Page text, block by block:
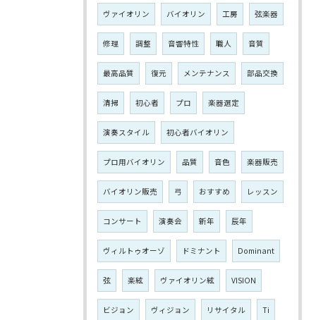
ヴァイオリン バイオリン 工房 弦楽器
修理 調整 音響特性 職人 音質
最高品質 復元 メンテナンス 部品交換
清掃 初心者 プロ 楽器選定
演奏スタイル 初心者バイオリン
プロ用バイオリン 品質 音色 楽器販売
バイオリン販売 弓 おすすめ レッスン
コンサート 演奏会 新年 辰年
ヴィルトゥオーゾ ドミナント Dominant
弦 楽絃 ヴァイオリン絃 VISION
ビジョン ヴィジョン リサイタル Ti